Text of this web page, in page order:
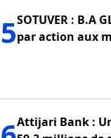
5SOTUVER : B.A
par action aux
Attijari Bank :